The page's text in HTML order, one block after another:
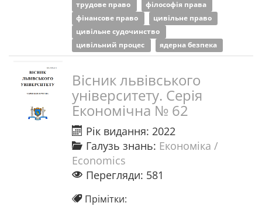
трудове право
філософія права
фінансове право
цивільне право
цивільне судочинство
цивільний процес
ядерна безпека
Вісник львівського
університету. Серія
Економічна № 62
Рік видання: 2022
Галузь знань: Економіка /
Economics
Перегляди: 581
Прімітки: